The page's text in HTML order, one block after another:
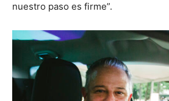
nuestro paso es firme”.